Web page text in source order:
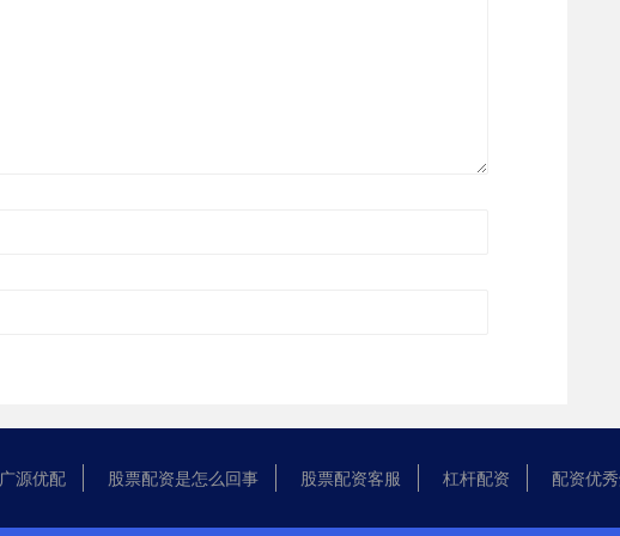
广源优配 股票配资是怎么回事 股票配资客服 杠杆配资 配资优